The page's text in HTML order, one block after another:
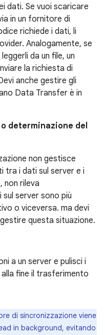
dati. Se vuoi scaricare
in un fornitore di
richiede i dati, li
Analogamente, se
da un file, un
la richiesta di
anche gestire gli
Data Transfer è in
determinazione del
non gestisce
tra i dati sul server e i
non rileva
server sono più
o viceversa. ma devi
questa situazione.
a un server e pulisci i
fine il trasferimento
di sincronizzazione viene
in background, evitando